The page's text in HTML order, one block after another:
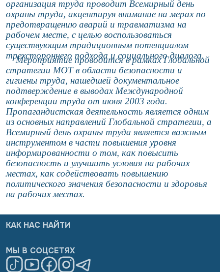
организация труда проводит Всемирный день
охраны труда, акцентируя внимание на мерах по
предотвращению аварий и травматизма на
рабочем месте, с целью воспользоваться
существующим традиционным потенциалом
трехстороннего подхода и социального диалога.
Мероприятие проводится в рамках Глобальной
стратегии МОТ в области безопасности и
гигиены труда, нашедшей документальное
подтверждение в выводах Международной
конференции труда от июня 2003 года.
Пропагандистская деятельность является одним
из основных направлений Глобальной стратегии, а
Всемирный день охраны труда является важным
инструментом в части повышения уровня
информированности о том, как повысить
безопасность и улучшить условия на рабочих
местах, как содействовать повышению
политического значения безопасности и здоровья
на рабочих местах.
КАК НАС НАЙТИ
МЫ В СОЦСЕТЯХ